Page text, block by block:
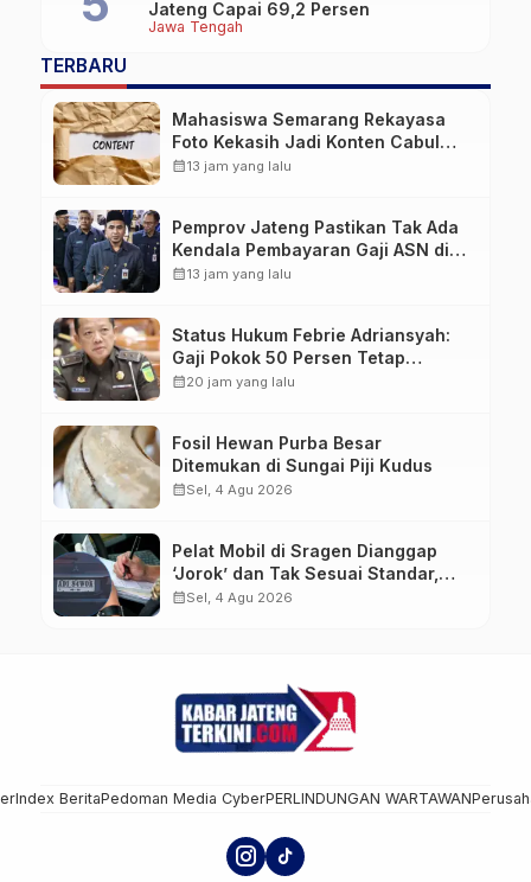
Jawa Tengah
Jateng Capai 69,2 Persen
TERBARU
Mahasiswa Semarang Rekayasa
Foto Kekasih Jadi Konten Cabul
karena Sakit Hati
calendar_month13 jam yang lalu
Pemprov Jateng Pastikan Tak Ada
Kendala Pembayaran Gaji ASN di
Tengah Pemangkasan Transfer ke
calendar_month13 jam yang lalu
Status Hukum Febrie Adriansyah:
Gaji Pokok 50 Persen Tetap
Mengalir, Tunjangan Disetop
calendar_month20 jam yang lalu
Fosil Hewan Purba Besar
Ditemukan di Sungai Piji Kudus
calendar_monthSel, 4 Agu 2026
Pelat Mobil di Sragen Dianggap
‘Jorok’ dan Tak Sesuai Standar,
Pengemudi Kena Tilang
calendar_monthSel, 4 Agu 2026
Index BeritaPedoman Media CyberPERLINDUNGAN WARTAWAN